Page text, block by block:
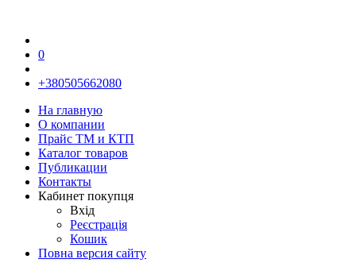
0
+380505662080
На главную
О компании
Прайс TM и КТП
Каталог товаров
Публикации
Контакты
Кабинет покупця
Вхід
Реєстрація
Кошик
Повна версия сайту